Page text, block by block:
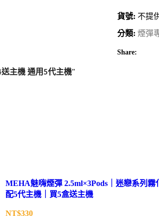
貨號: 不提
分類: 煙彈
Share:
主機 通用5代主機”
MEHA魅嗨煙彈 2.5ml×3Pods｜迷戀系列霧
配5代主機｜買5盒送主機
NT$